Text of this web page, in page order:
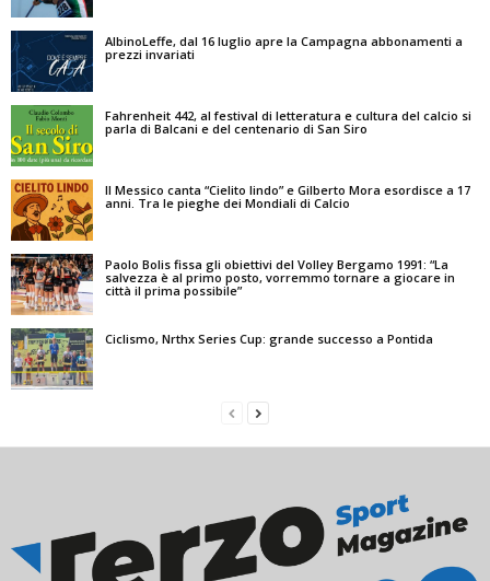
AlbinoLeffe, dal 16 luglio apre la Campagna abbonamenti a
prezzi invariati
Fahrenheit 442, al festival di letteratura e cultura del calcio si
parla di Balcani e del centenario di San Siro
Il Messico canta “Cielito lindo” e Gilberto Mora esordisce a 17
anni. Tra le pieghe dei Mondiali di Calcio
Paolo Bolis fissa gli obiettivi del Volley Bergamo 1991: “La
salvezza è al primo posto, vorremmo tornare a giocare in
città il prima possibile”
Ciclismo, Nrthx Series Cup: grande successo a Pontida